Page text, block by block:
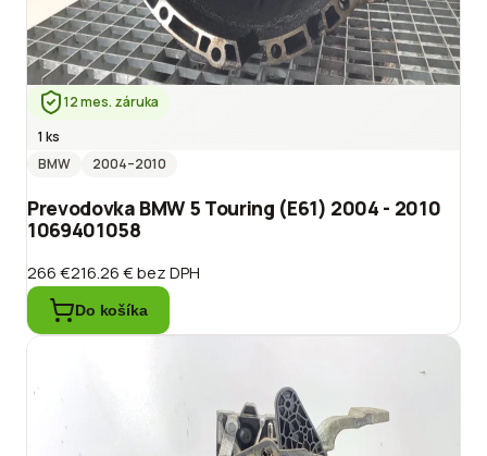
12 mes. záruka
1 ks
BMW
2004–2010
Prevodovka BMW 5 Touring (E61) 2004 - 2010
1069401058
266 €216.26 €bez DPH
Do košíka